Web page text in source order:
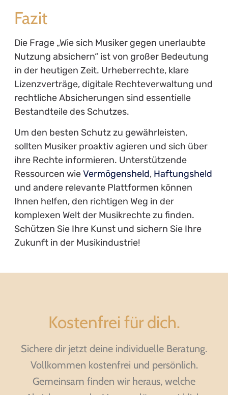
Fazit
Die Frage „Wie sich Musiker gegen unerlaubte
Nutzung absichern“ ist von großer Bedeutung
in der heutigen Zeit. Urheberrechte, klare
Lizenzverträge, digitale Rechteverwaltung und
rechtliche Absicherungen sind essentielle
Bestandteile des Schutzes.
Um den besten Schutz zu gewährleisten,
sollten Musiker proaktiv agieren und sich über
ihre Rechte informieren. Unterstützende
Ressourcen wieVermögensheld, Haftungsheld
und andere relevante Plattformen können
Ihnen helfen, den richtigen Weg in der
komplexen Welt der Musikrechte zu finden.
Schützen Sie Ihre Kunst und sichern Sie Ihre
Zukunft in der Musikindustrie!
Kostenfrei für dich.
Sichere dir jetzt deine individuelle Beratung.
Vollkommen kostenfrei und persönlich.
Gemeinsam finden wir heraus, welche